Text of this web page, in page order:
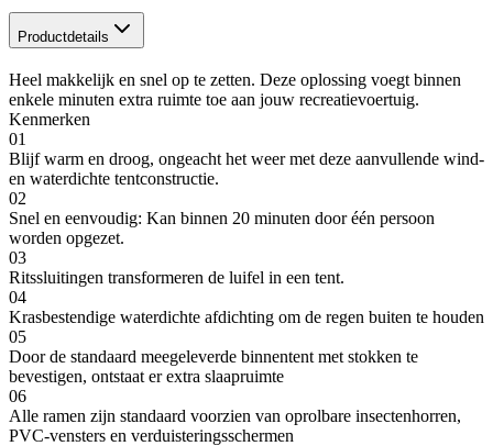
Productdetails
Heel makkelijk en snel op te zetten. Deze oplossing voegt binnen
enkele minuten extra ruimte toe aan jouw recreatievoertuig.
Kenmerken
01
Blijf warm en droog, ongeacht het weer met deze aanvullende wind-
en waterdichte tentconstructie.
02
Snel en eenvoudig: Kan binnen 20 minuten door één persoon
worden opgezet.
03
Ritssluitingen transformeren de luifel in een tent.
04
Krasbestendige waterdichte afdichting om de regen buiten te houden
05
Door de standaard meegeleverde binnentent met stokken te
bevestigen, ontstaat er extra slaapruimte
06
Alle ramen zijn standaard voorzien van oprolbare insectenhorren,
PVC-vensters en verduisteringsschermen